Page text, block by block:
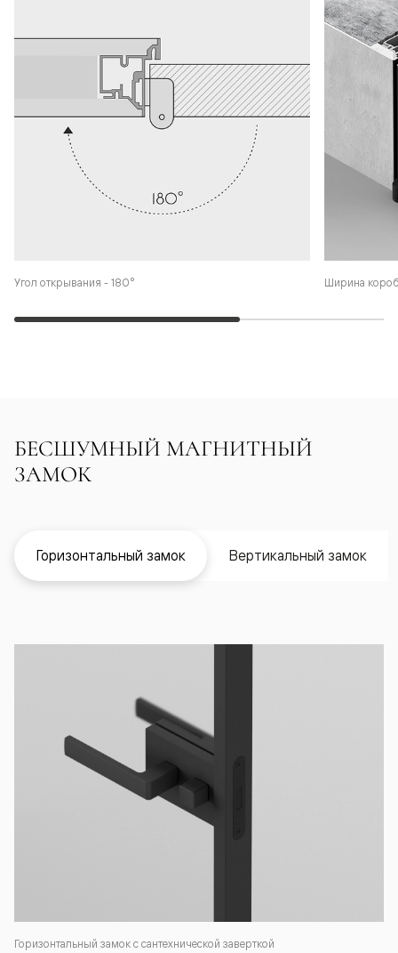
Угол открывания - 180° Ширина
БЕСШУМНЫЙ МАГНИТНЫЙ
ЗАМОК
Горизонтальный замок Вертикальный замок
Горизонтальный замок с сантехнической заверткой